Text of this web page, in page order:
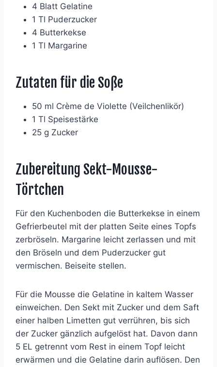
4 Blatt Gelatine
1 Tl Puderzucker
4 Butterkekse
1 Tl Margarine
Zutaten für die Soße
50 ml Crème de Violette (Veilchenlikör)
1 Tl Speisestärke
25 g Zucker
Zubereitung Sekt-Mousse-
Törtchen
Für den Kuchenboden die Butterkekse in einem
Gefrierbeutel mit der platten Seite eines Topfs
zerbröseln. Margarine leicht zerlassen und mit
den Bröseln und dem Puderzucker gut
vermischen. Beiseite stellen.
Für die Mousse die Gelatine in kaltem Wasser
einweichen. Den Sekt mit Zucker und dem Saft
einer halben Limetten gut verrühren, bis sich
der Zucker gänzlich aufgelöst hat. Davon dann
5 EL getrennt vom Rest in einem Topf leicht
erwärmen und die Gelatine darin auflösen. Den